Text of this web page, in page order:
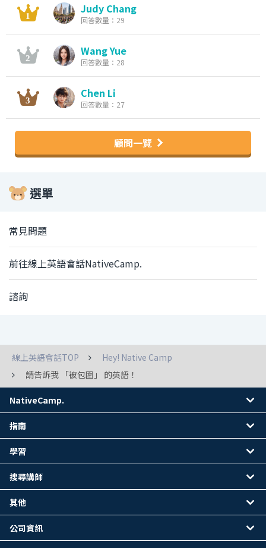
Judy Chang
回答數量：29
Wang Yue
回答數量：28
Chen Li
回答數量：27
顧問一覽
選單
常見問題
前往線上英語會話NativeCamp.
諮詢
線上英語會話TOP
Hey! Native Camp
請告訴我 「被包圍」 的英語！
NativeCamp.
指南
學習
搜尋講師
其他
公司資訊